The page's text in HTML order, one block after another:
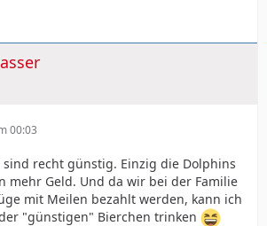
00:03
sind recht günstig. Einzig die Dolphins
mehr Geld. Und da wir bei der Familie
mit Meilen bezahlt werden, kann ich
"günstigen" Bierchen trinken